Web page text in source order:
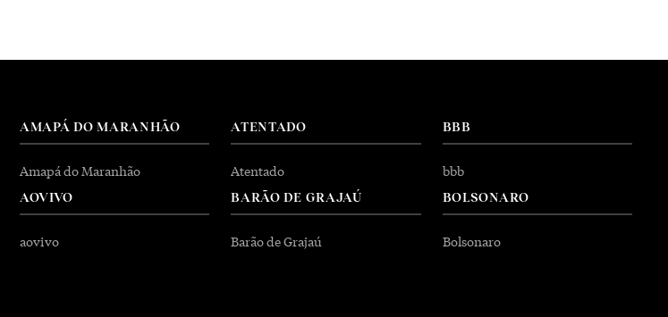
AMAPÁ DO MARANHÃO
Amapá do Maranhão
AOVIVO
aovivo
ATENTADO
Atentado
BARÃO DE GRAJAÚ
Barão de Grajaú
BBB
bbb
BOLSONARO
Bolsonaro